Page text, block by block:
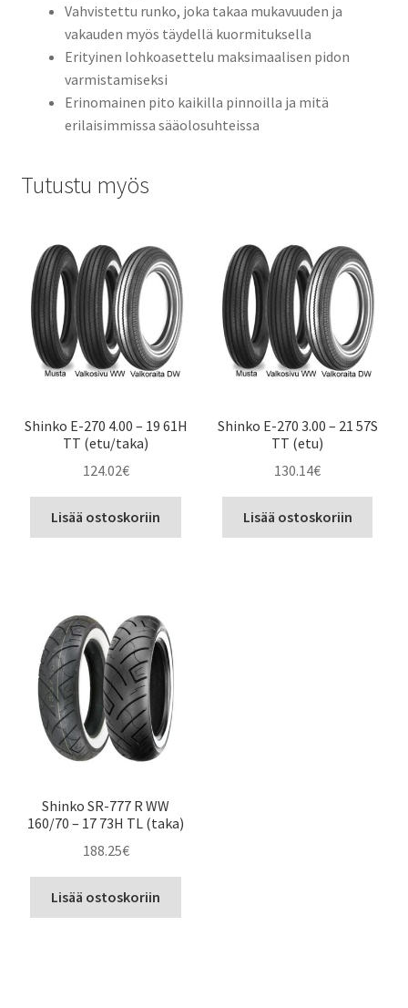
Vahvistettu runko, joka takaa mukavuuden ja
vakauden myös täydellä kuormituksella
Erityinen lohkoasettelu maksimaalisen pidon
varmistamiseksi
Erinomainen pito kaikilla pinnoilla ja mitä
erilaisimmissa sääolosuhteissa
Tutustu myös
Shinko E-270 4.00 – 19 61H
TT (etu/taka)
124.02€
Lisää ostoskoriin
Shinko E-270 3.00 – 21 57S
TT (etu)
130.14€
Lisää ostoskoriin
Shinko SR-777 R WW
160/70 – 17 73H TL (taka)
188.25€
Lisää ostoskoriin